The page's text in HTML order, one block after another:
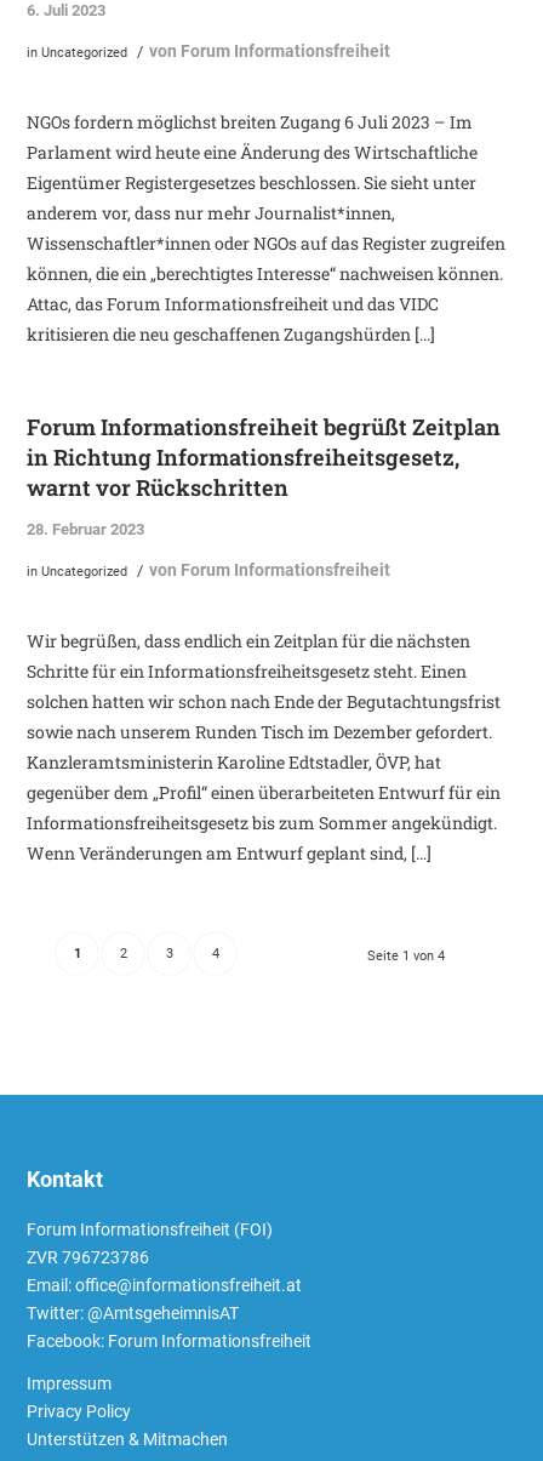
6. Juli 2023
inUncategorized / von Forum Informationsfreiheit
NGOs fordern möglichst breiten Zugang 6 Juli 2023 – Im
Parlament wird heute eine Änderung des Wirtschaftliche
Eigentümer Registergesetzes beschlossen. Sie sieht unter
anderem vor, dass nur mehr Journalist*innen,
Wissenschaftler*innen oder NGOs auf das Register zugreifen
können, die ein „berechtigtes Interesse“ nachweisen können.
Attac, das Forum Informationsfreiheit und das VIDC
kritisieren die neu geschaffenen Zugangshürden […]
Forum Informationsfreiheit begrüßt Zeitplan
in Richtung Informationsfreiheitsgesetz,
warnt vor Rückschritten
28. Februar 2023
inUncategorized / von Forum Informationsfreiheit
Wir begrüßen, dass endlich ein Zeitplan für die nächsten
Schritte für ein Informationsfreiheitsgesetz steht. Einen
solchen hatten wir schon nach Ende der Begutachtungsfrist
sowie nach unserem Runden Tisch im Dezember gefordert.
Kanzleramtsministerin Karoline Edtstadler, ÖVP, hat
gegenüber dem „Profil“ einen überarbeiteten Entwurf für ein
Informationsfreiheitsgesetz bis zum Sommer angekündigt.
Wenn Veränderungen am Entwurf geplant sind, […]
Seite 1 von 4
1 2 3 4
Kontakt
Forum Informationsfreiheit (FOI)
ZVR 796723786
Email: office@informationsfreiheit.at
Twitter:@AmtsgeheimnisAT
Facebook: Forum Informationsfreiheit
Impressum
Privacy Policy
Unterstützen & Mitmachen